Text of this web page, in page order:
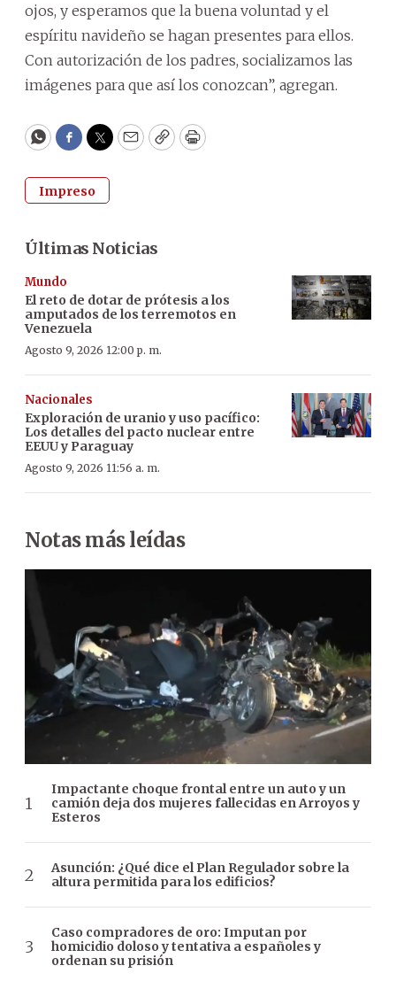
ojos, y esperamos que la buena voluntad y el
espíritu navideño se hagan presentes para ellos.
Con autorización de los padres, socializamos las
imágenes para que así los conozcan”, agregan.
WhatsApp
Facebook
Twitter
EmailCopyPrint
Impreso
Últimas Noticias
Mundo
El reto de dotar de prótesis a los
amputados de los terremotos en
Venezuela
Agosto 9, 2026 12:00 p. m.
Nacionales
Exploración de uranio y uso pacífico:
Los detalles del pacto nuclear entre
EEUU y Paraguay
Agosto 9, 2026 11:56 a. m.
Notas más leídas
Impactante choque frontal entre un auto y un
camión deja dos mujeres fallecidas en Arroyos y
Esteros
Asunción: ¿Qué dice el Plan Regulador sobre la
altura permitida para los edificios?
Caso compradores de oro: Imputan por
homicidio doloso y tentativa a españoles y
ordenan su prisión